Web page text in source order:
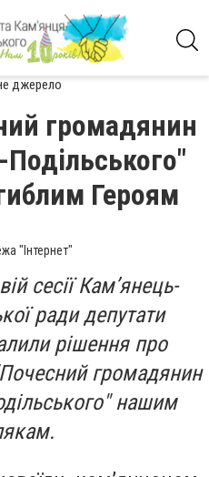
джерело
громадянин
Героям
"Інтернет"
сесії Кам’янець-
ради депутати
рішення про
громадянин
нашим